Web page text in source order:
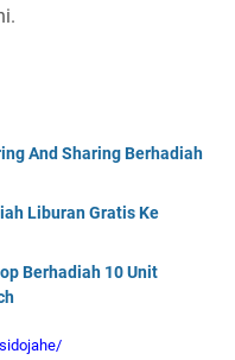
And Sharing Berhadiah
Liburan Gratis Ke
Berhadiah 10 Unit